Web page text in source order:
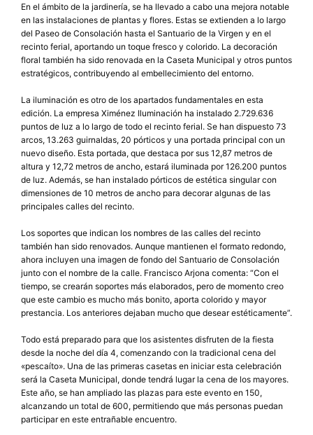
En el ámbito de la jardinería, se ha llevado a cabo una mejora notable
en las instalaciones de plantas y flores. Estas se extienden a lo largo
del Paseo de Consolación hasta el Santuario de la Virgen y en el
recinto ferial, aportando un toque fresco y colorido. La decoración
floral también ha sido renovada en la Caseta Municipal y otros puntos
estratégicos, contribuyendo al embellecimiento del entorno.
La iluminación es otro de los apartados fundamentales en esta
edición. La empresa Ximénez Iluminación ha instalado 2.729.636
puntos de luz a lo largo de todo el recinto ferial. Se han dispuesto 73
arcos, 13.263 guirnaldas, 20 pórticos y una portada principal con un
nuevo diseño. Esta portada, que destaca por sus 12,87 metros de
altura y 12,72 metros de ancho, estará iluminada por 126.200 puntos
de luz. Además, se han instalado pórticos de estética singular con
dimensiones de 10 metros de ancho para decorar algunas de las
principales calles del recinto.
Los soportes que indican los nombres de las calles del recinto
también han sido renovados. Aunque mantienen el formato redondo,
ahora incluyen una imagen de fondo del Santuario de Consolación
junto con el nombre de la calle. Francisco Arjona comenta: “Con el
tiempo, se crearán soportes más elaborados, pero de momento creo
que este cambio es mucho más bonito, aporta colorido y mayor
prestancia. Los anteriores dejaban mucho que desear estéticamente”.
Todo está preparado para que los asistentes disfruten de la fiesta
desde la noche del día 4, comenzando con la tradicional cena del
«pescaíto». Una de las primeras casetas en iniciar esta celebración
será la Caseta Municipal, donde tendrá lugar la cena de los mayores.
Este año, se han ampliado las plazas para este evento en 150,
alcanzando un total de 600, permitiendo que más personas puedan
participar en este entrañable encuentro.